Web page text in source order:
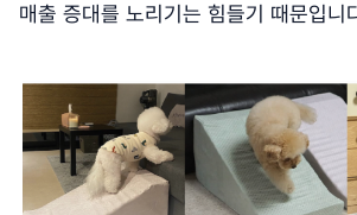
매출 증대를 노리기는 힘들기 때문입니